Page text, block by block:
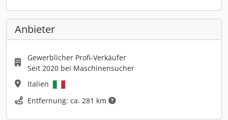
Anbieter
Gewerblicher Profi-Verkäufer
Seit 2020 bei Maschinensucher
Italien
Entfernung: ca. 281 km